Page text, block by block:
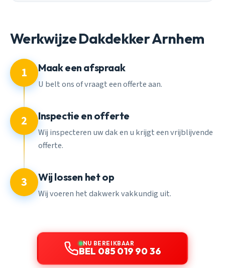
Werkwijze Dakdekker Arnhem
1 Maak een afspraak
U belt ons of vraagt een offerte aan.
2 Inspectie en offerte
Wij inspecteren uw dak en u krijgt een vrijblijvende
offerte.
3 Wij lossen het op
Wij voeren het dakwerk vakkundig uit.
NU BEREIKBAAR
BEL 085 019 90 36